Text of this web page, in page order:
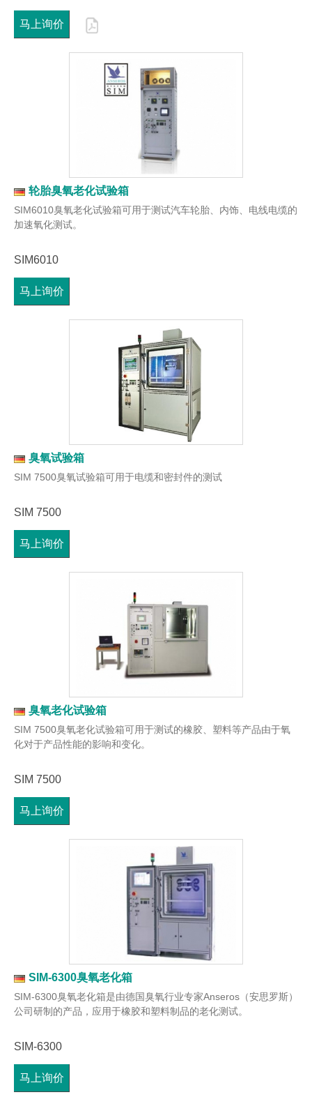
马上询价
轮胎臭氧老化试验箱
SIM6010臭氧老化试验箱可用于测试汽车轮胎、内饰、电线电缆的
加速氧化测试。
SIM6010
马上询价
臭氧试验箱
SIM 7500臭氧试验箱可用于电缆和密封件的测试
SIM 7500
马上询价
臭氧老化试验箱
SIM 7500臭氧老化试验箱可用于测试的橡胶、塑料等产品由于氧
化对于产品性能的影响和变化。
SIM 7500
马上询价
SIM-6300臭氧老化箱
SIM-6300臭氧老化箱是由德国臭氧行业专家Anseros（安思罗斯）
公司研制的产品，应用于橡胶和塑料制品的老化测试。
SIM-6300
马上询价